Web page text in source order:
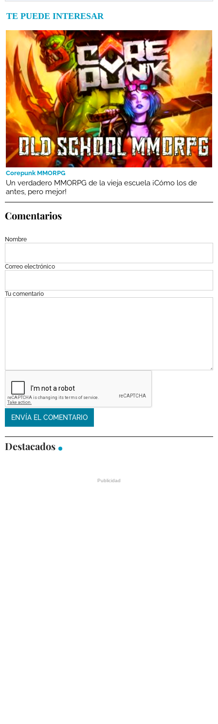
TE PUEDE INTERESAR
Corepunk MMORPG
Un verdadero MMORPG de la vieja escuela ¡Cómo los de
antes, pero mejor!
Comentarios
Nombre
Correo electrónico
Tu comentario
Destacados